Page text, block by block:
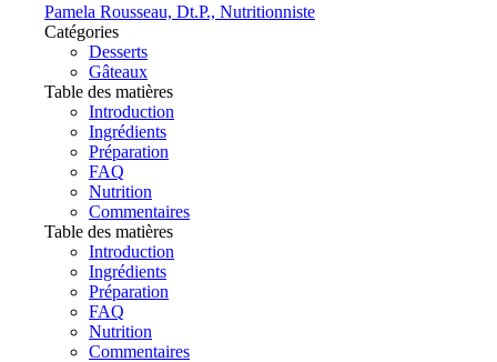
Pamela Rousseau, Dt.P., Nutritionniste
Catégories
Desserts
Gâteaux
Table des matières
Introduction
Ingrédients
Préparation
FAQ
Nutrition
Commentaires
Table des matières
Introduction
Ingrédients
Préparation
FAQ
Nutrition
Commentaires